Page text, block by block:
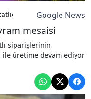
bayram mesaisi
Google News
mesaisi
siparişlerinin
üretime devam ediyor